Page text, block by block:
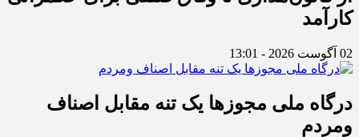
کارآمد
02 آگوست 2026 - 13:01
درگاه ملی مجوزها یک تنه مقابل اصناف
ومردم